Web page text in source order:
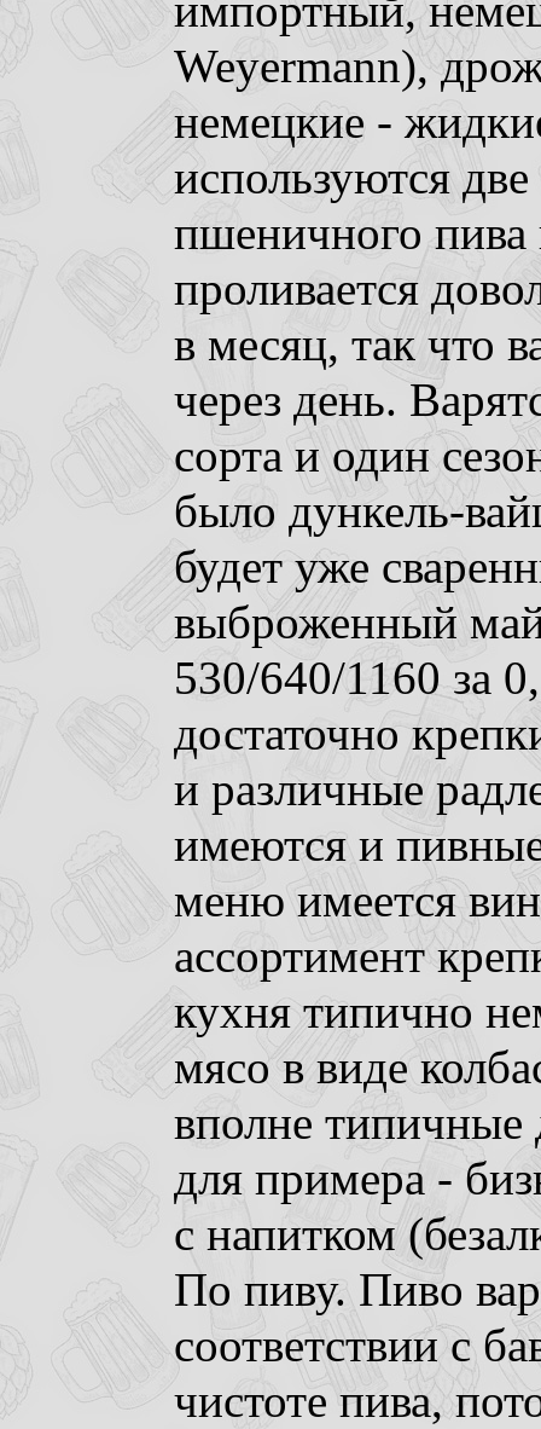
импортный,
Weyermann),
немецкие -
используются
пшеничного
проливается
в месяц, так что
через день.
сорта и один
было дункель-
будет уже
выброженный
530/640/1160 за
достаточно
и различные
имеются и
меню имеется
ассортимент
кухня типично
мясо в виде
вполне типичные
для примера -
с напитком
По пиву. Пиво
соответствии с
чистоте пива,